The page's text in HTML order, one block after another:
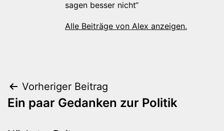
sagen besser nicht“
Alle Beiträge von Alex anzeigen.
Beitragsnavigation
Vorheriger Beitrag
Ein paar Gedanken zur Politik